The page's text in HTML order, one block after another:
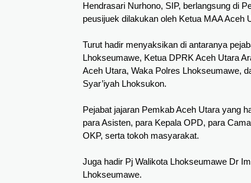
Hendrasari Nurhono, SIP, berlangsung di
peusijuek dilakukan oleh Ketua MAA Aceh
Turut hadir menyaksikan di antaranya
Lhokseumawe, Ketua DPRK Aceh Utara
Aceh Utara, Waka Polres Lhokseumawe,
Syar’iyah Lhoksukon.
Pejabat jajaran Pemkab Aceh Utara yang
para Asisten, para Kepala OPD, para
OKP, serta tokoh masyarakat.
Juga hadir Pj Walikota Lhokseumawe Dr
Lhokseumawe.